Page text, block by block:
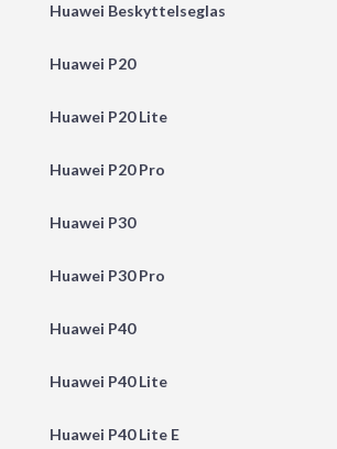
Huawei Beskyttelseglas
Huawei P20
Huawei P20 Lite
Huawei P20 Pro
Huawei P30
Huawei P30 Pro
Huawei P40
Huawei P40 Lite
Huawei P40 Lite E